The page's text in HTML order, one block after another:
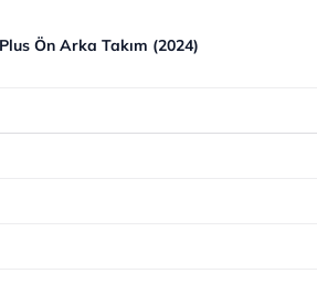
Ön Arka Takım (2024)